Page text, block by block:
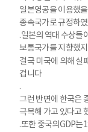
일본영공을 이용했
종속국가로 규정하
.일본의 역대 수상들
보통국가를 지향했
결국 미국에 의해 실
겁니다
.
그런 반면에 한국은
극복해 가고 있다고
.또한 중국의GDP는